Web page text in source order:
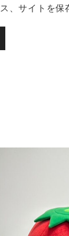
、サイトを保